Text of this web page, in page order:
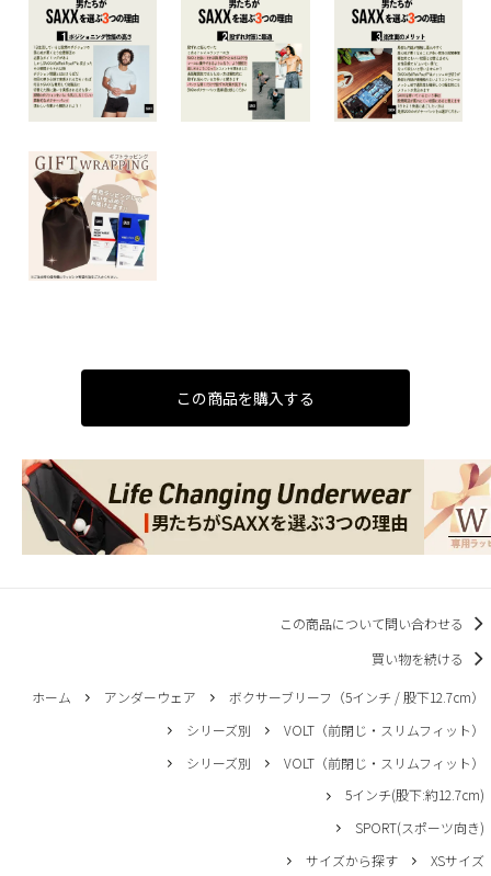
この商品を購入する
この商品について問い合わせる
買い物を続ける
ホーム アンダーウェア
ボクサーブリーフ（5インチ / 股下12.7cm）
シリーズ別
VOLT（前閉じ・スリムフィット）
シリーズ別
VOLT（前閉じ・スリムフィット）
5インチ(股下:約12.7cm)
SPORT(スポーツ向き)
サイズから探す
XSサイズ